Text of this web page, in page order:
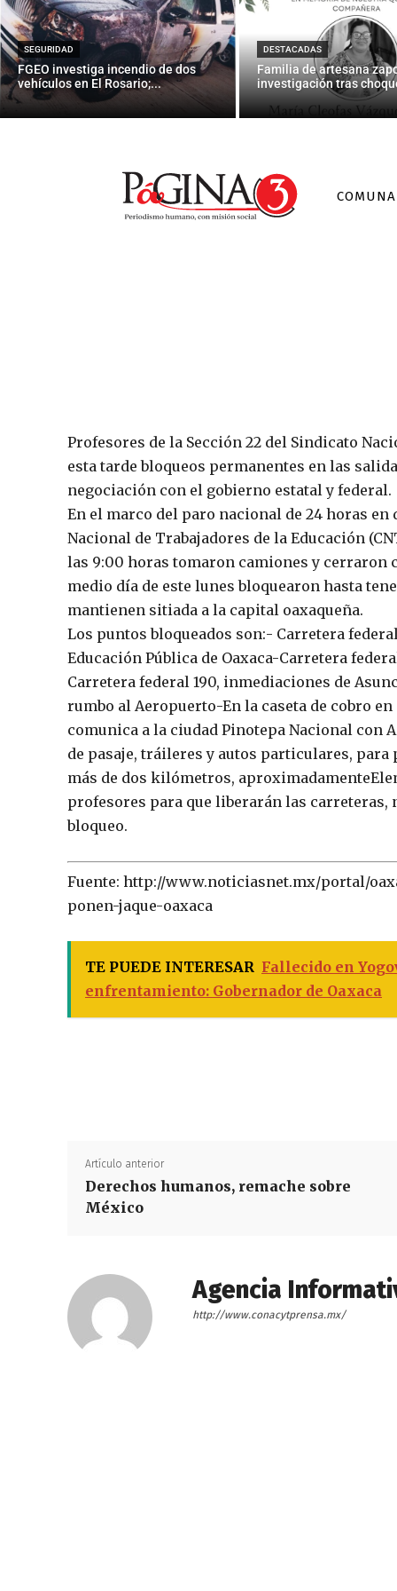
SEGURIDAD
FGEO investiga incendio de dos
vehículos en El Rosario;...
DESTACADAS
Familia de artesana
investigación tras
Bloqueos
Profesores de la Sección 22 del Sindicato
esta tarde bloqueos permanentes en las
negociación con el gobierno estatal y federal.
En el marco del paro nacional de 24 horas
Nacional de Trabajadores de la Educación
las 9:00 horas tomaron camiones y cerraron
medio día de este lunes bloquearon hasta
mantienen sitiada a la capital oaxaqueña.
Los puntos bloqueados son:- Carretera
Educación Pública de Oaxaca-Carretera
Carretera federal 190, inmediaciones de
rumbo al Aeropuerto-En la caseta de cobro
comunica a la ciudad Pinotepa Nacional con
de pasaje, tráileres y autos particulares,
más de dos kilómetros,
profesores para que liberarán las carreteras,
bloqueo.
Fuente: http://www.noticiasnet.mx/portal/
ponen-jaque-oaxaca
TE PUEDE INTERESAR Fallecido en
enfrentamiento: Gobernador de Oaxaca
Artículo anterior
Derechos humanos, remache sobre
México
Agencia
http://www.conacytprensa.mx/